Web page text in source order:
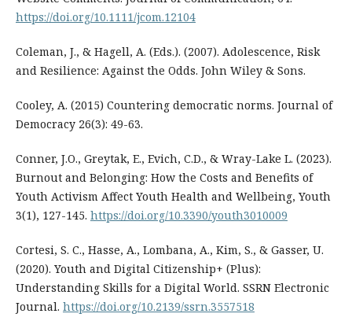
https://doi.org/10.1111/jcom.12104
Coleman, J., & Hagell, A. (Eds.). (2007). Adolescence, Risk
and Resilience: Against the Odds. John Wiley & Sons.
Cooley, A. (2015) Countering democratic norms. Journal of
Democracy 26(3): 49-63.
Conner, J.O., Greytak, E., Evich, C.D., & Wray-Lake L. (2023).
Burnout and Belonging: How the Costs and Benefits of
Youth Activism Affect Youth Health and Wellbeing, Youth
3(1), 127-145. https://doi.org/10.3390/youth3010009
Cortesi, S. C., Hasse, A., Lombana, A., Kim, S., & Gasser, U.
(2020). Youth and Digital Citizenship+ (Plus):
Understanding Skills for a Digital World. SSRN Electronic
Journal. https://doi.org/10.2139/ssrn.3557518